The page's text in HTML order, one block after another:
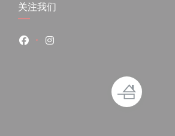
关注我们
Facebook ((在新窗口中打开))
Instagram ((在新窗口中打开))